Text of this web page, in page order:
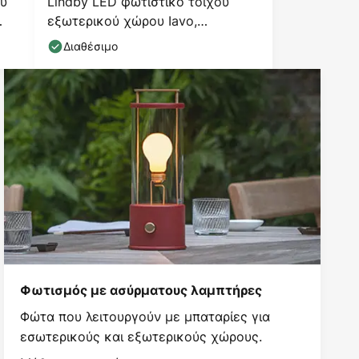
εξωτερικού χώρου Iavo,
αισθητήρας, μαύρο, φανάρι
Διαθέσιμο
Φωτισμός με ασύρματους λαμπτήρες
Φώτα που λειτουργούν με μπαταρίες για
εσωτερικούς και εξωτερικούς χώρους.